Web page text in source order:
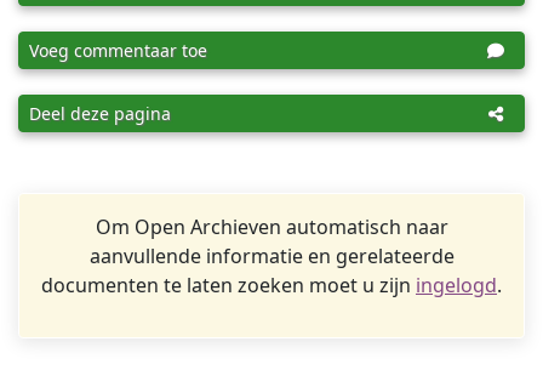
Voeg commentaar toe
Deel deze pagina
Om Open Archieven automatisch naar
aanvullende informatie en gerelateerde
documenten te laten zoeken moet u zijn ingelogd.